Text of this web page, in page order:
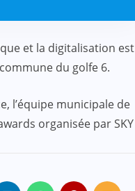
et la digitalisation est
du golfe 6.
l’équipe municipale de
organisée par SKY